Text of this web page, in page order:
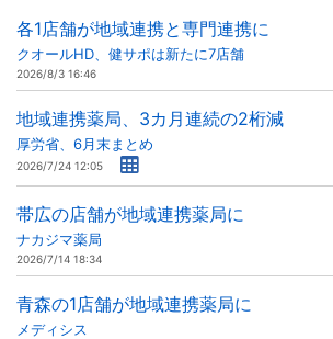
各1店舗が地域連携と専門連携に
クオールHD、健サポは新たに7店舗
2026/8/3 16:46
地域連携薬局、3カ月連続の2桁減
厚労省、6月末まとめ
2026/7/24 12:05
帯広の店舗が地域連携薬局に
ナカジマ薬局
2026/7/14 18:34
青森の1店舗が地域連携薬局に
メディシス